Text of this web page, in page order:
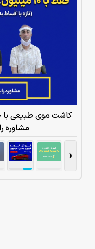
کاشت موی طبیعی با
مشاوره
‹